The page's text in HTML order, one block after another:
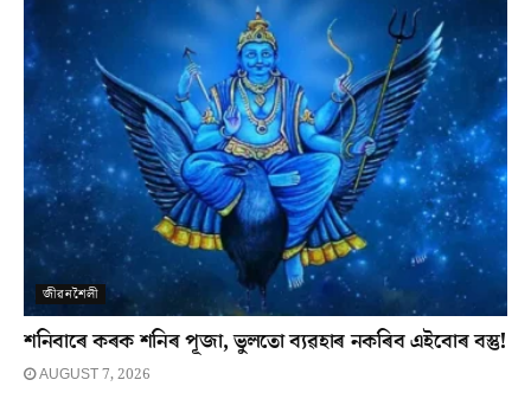
জীৱনশৈলী
শনিবাৰে কৰক শনিৰ পূজা, ভুলতো ব্যৱহাৰ নকৰিব এইবোৰ বস্তু!
AUGUST 7, 2026